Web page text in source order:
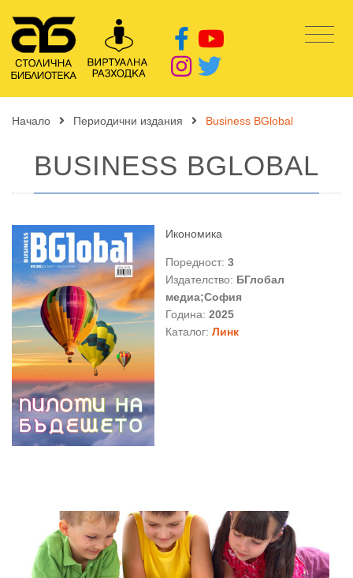
Начало Периодични издания Business BGlobal
BUSINESS BGLOBAL
Икономика
Поредност: 3
Издателство: БГлобал
медиа;София
Година: 2025
Каталог: Линк